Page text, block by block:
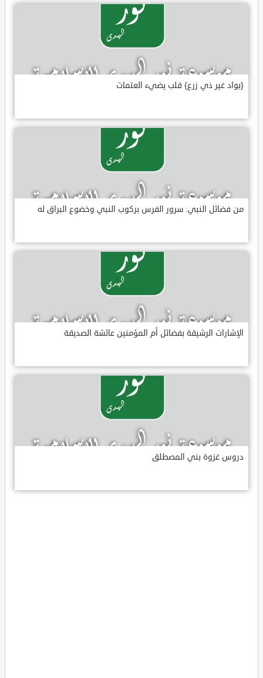
{بواد غير ذي زرع} قلب يضيء العتمات
من فضائل النبي: سرور الفرس بركوب النبي وخضوع البراق له
الإشارات الرشيقة بفضائل أم المؤمنين عائشة الصديقة
دروس غزوة بني المصطلق